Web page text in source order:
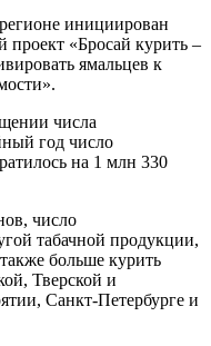
инициирован
«Бросай курить –
ямальцев к
числа
год число
на 1 млн 330
число
табачной продукции,
больше курить
Тверской и
Санкт-Петербурге и